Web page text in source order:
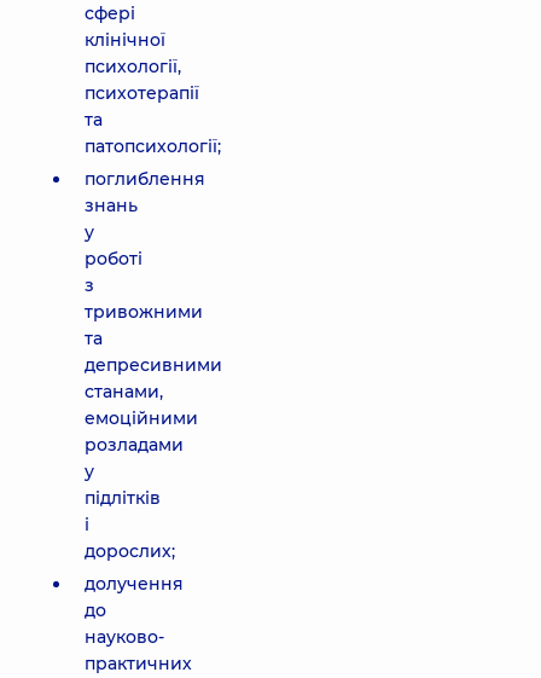
сфері
клінічної
психології,
психотерапії
та
патопсихології;
поглиблення
знань
у
роботі
з
тривожними
та
депресивними
станами,
емоційними
розладами
у
підлітків
і
дорослих;
долучення
до
науково-
практичних